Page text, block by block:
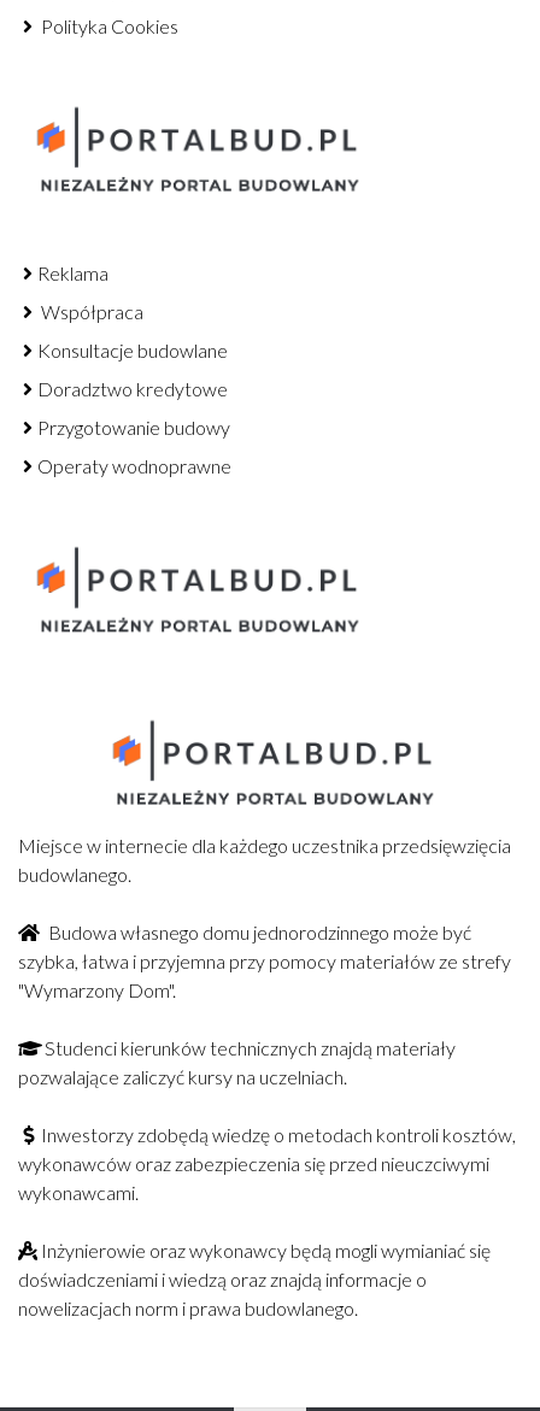
Polityka Cookies
Reklama
Współpraca
Konsultacje budowlane
Doradztwo kredytowe
Przygotowanie budowy
Operaty wodnoprawne
Miejsce w internecie dla każdego uczestnika przedsięwzięcia
budowlanego.
Budowa własnego domu jednorodzinnego może być
szybka, łatwa i przyjemna przy pomocy materiałów ze strefy
"Wymarzony Dom".
Studenci kierunków technicznych znajdą materiały
pozwalające zaliczyć kursy na uczelniach.
Inwestorzy zdobędą wiedzę o metodach kontroli kosztów,
wykonawców oraz zabezpieczenia się przed nieuczciwymi
wykonawcami.
Inżynierowie oraz wykonawcy będą mogli wymianiać się
doświadczeniami i wiedzą oraz znajdą informacje o
nowelizacjach norm i prawa budowlanego.